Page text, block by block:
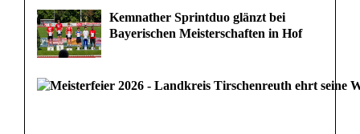
Kemnather Sprintduo glänzt bei
Bayerischen Meisterschaften in Hof